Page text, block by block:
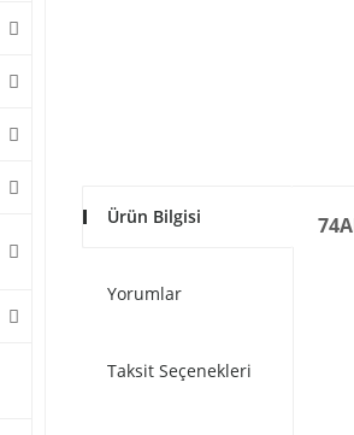
Ürün Bilgisi
Yorumlar
Taksit Seçenekleri